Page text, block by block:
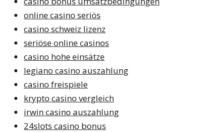
online casino seriös
casino schweiz lizenz
seriöse online casinos
casino hohe einsätze
legiano casino auszahlung
casino freispiele
krypto casino vergleich
irwin casino auszahlung
24slots casino bonus